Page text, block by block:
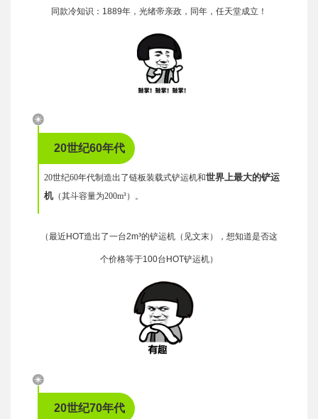
同款冷知识：1889年，光绪帝亲政，同年，任天堂成立！
20世纪60年代
20世纪60年代制造出了链板装载式铲运机和世界上最大的铲运
机（其斗容量为200m³）。
（最近HOT造出了一台2m³的铲运机（见文末），想知道是否这
个价格等于100台HOT铲运机）
20世纪70年代